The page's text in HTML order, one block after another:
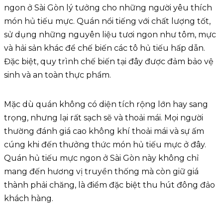
ngon ở Sài Gòn lý tưởng cho những người yêu thích
món hủ tiếu mực. Quán nổi tiếng với chất lượng tốt,
sử dụng những nguyên liệu tươi ngon như tôm, mực
và hải sản khác để chế biến các tô hủ tiếu hấp dẫn.
Đặc biệt, quy trình chế biến tại đây được đảm bảo vệ
sinh và an toàn thực phẩm.
Mặc dù quán không có diện tích rộng lớn hay sang
trọng, nhưng lại rất sạch sẽ và thoải mái. Mọi người
thường đánh giá cao không khí thoải mái và sự ấm
cúng khi đến thưởng thức món hủ tiếu mực ở đây.
Quán hủ tiếu mực ngon ở Sài Gòn này không chỉ
mang đến hương vị truyền thống mà còn giữ giá
thành phải chăng, là điểm đặc biệt thu hút đông đảo
khách hàng.